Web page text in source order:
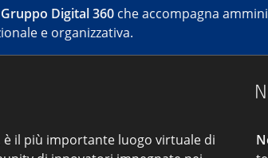
Gruppo Digital 360 che accompagna
e organizzativa.
è il più importante luogo virtuale di